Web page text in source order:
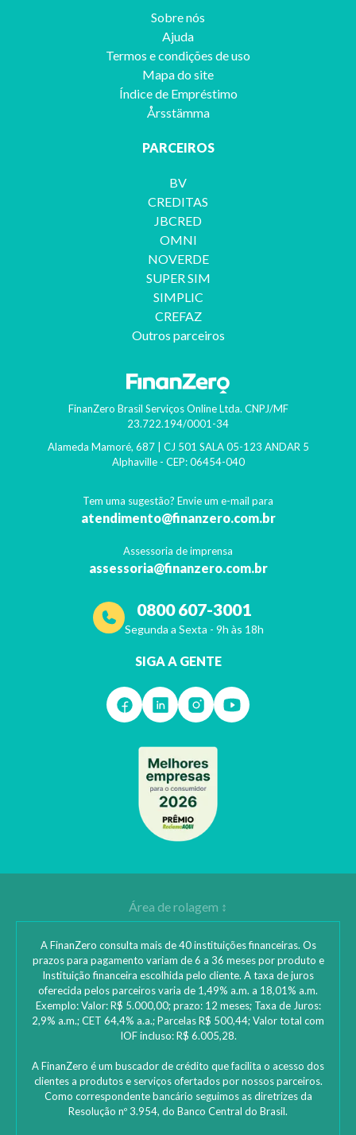
Sobre nós
Ajuda
Termos e condições de uso
Mapa do site
Índice de Empréstimo
Årsstämma
PARCEIROS
BV
CREDITAS
JBCRED
OMNI
NOVERDE
SUPER SIM
SIMPLIC
CREFAZ
Outros parceiros
FinanZero Brasil Serviços Online Ltda. CNPJ/MF
23.722.194/0001-34
Alameda Mamoré, 687 | CJ 501 SALA 05-123 ANDAR 5
Alphaville- CEP: 06454-040
Tem uma sugestão? Envie um e-mail para
atendimento@finanzero.com.br
Assessoria de imprensa
assessoria@finanzero.com.br
0800 607-3001
Segunda a Sexta - 9h às 18h
SIGA A GENTE
A FinanZero consulta mais de 40 instituições financeiras. Os
prazos para pagamento variam de 6 a 36 meses por produto e
Instituição financeira escolhida pelo cliente. A taxa de juros
oferecida pelos parceiros varia de 1,49% a.m. a 18,01% a.m.
Exemplo: Valor: R$ 5.000,00; prazo: 12 meses; Taxa de Juros:
2,9% a.m.; CET 64,4% a.a.; Parcelas R$ 500,44; Valor total com
IOF incluso: R$ 6.005,28.
A FinanZero é um buscador de crédito que facilita o acesso dos
clientes a produtos e serviços ofertados por nossos parceiros.
Como correspondente bancário seguimos as diretrizes da
Resolução nº 3.954, do Banco Central do Brasil.